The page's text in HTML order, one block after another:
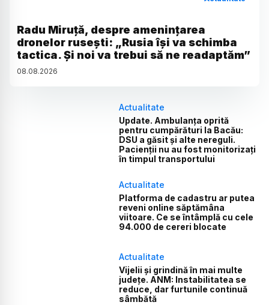
Radu Miruță, despre amenințarea
dronelor rusești: „Rusia își va schimba
tactica. Și noi va trebui să ne readaptăm”
08.08.2026
Actualitate
Update. Ambulanța oprită
pentru cumpărături la Bacău:
DSU a găsit și alte nereguli.
Pacienții nu au fost monitorizați
în timpul transportului
Actualitate
Platforma de cadastru ar putea
reveni online săptămâna
viitoare. Ce se întâmplă cu cele
94.000 de cereri blocate
Actualitate
Vijelii și grindină în mai multe
județe. ANM: Instabilitatea se
reduce, dar furtunile continuă
sâmbătă